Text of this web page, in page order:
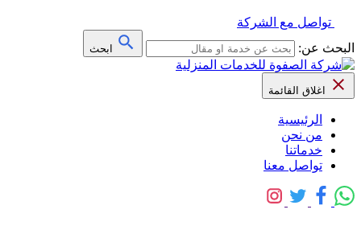
تواصل مع الشركة
البحث عن:
ابحث
اغلاق القائمة
الرئيسية
من نحن
خدماتنا
تواصل معنا